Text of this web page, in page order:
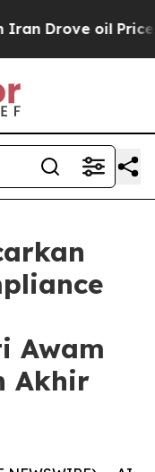
oil Prices
Awam
Akhir